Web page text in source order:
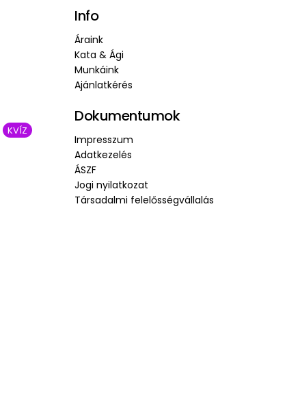
KVÍZ
Info
Áraink
Kata & Ági
Munkáink
Ajánlatkérés
Dokumentumok
Impresszum
Adatkezelés
ÁSZF
Jogi nyilatkozat
Társadalmi felelősségvállalás